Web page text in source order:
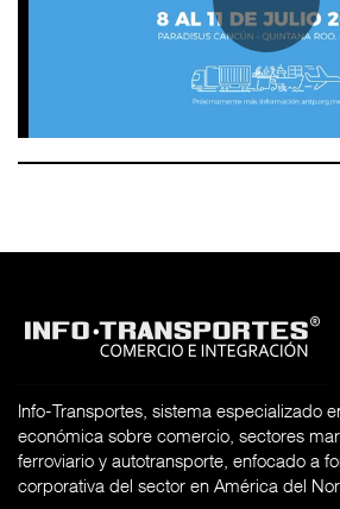
Info-Transportes, sistema especializado
económica sobre comercio, sectores
ferroviario y autotransporte, enfocado a
corporativa del sector en América del